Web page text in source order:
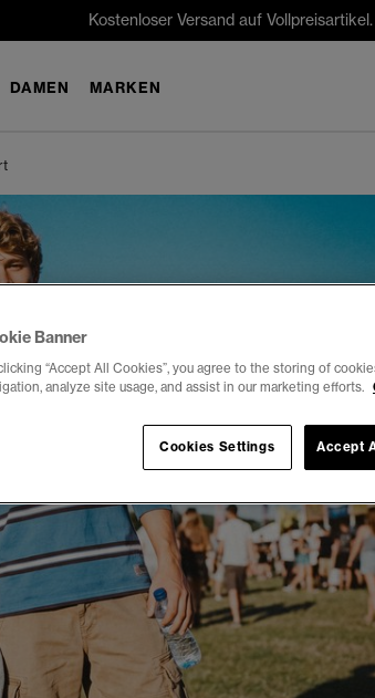
Kostenloser Versand auf
DAMEN MARKEN
Banner
“Accept All Cookies”, you agree to the storing of
analyze site usage, and assist in our marketing efforts.
Accept
Cookies Settings